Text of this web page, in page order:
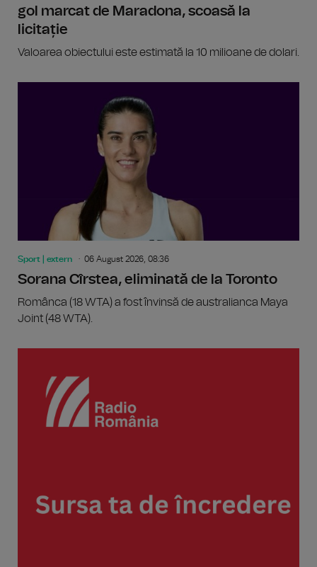
gol marcat de Maradona, scoasă la
licitație
Valoarea obiectului este estimată la 10 milioane de dolari.
Sport | extern 06 August 2026, 08:36
Sorana Cîrstea, eliminată de la Toronto
Românca (18 WTA) a fost învinsă de australianca Maya
Joint (48 WTA).